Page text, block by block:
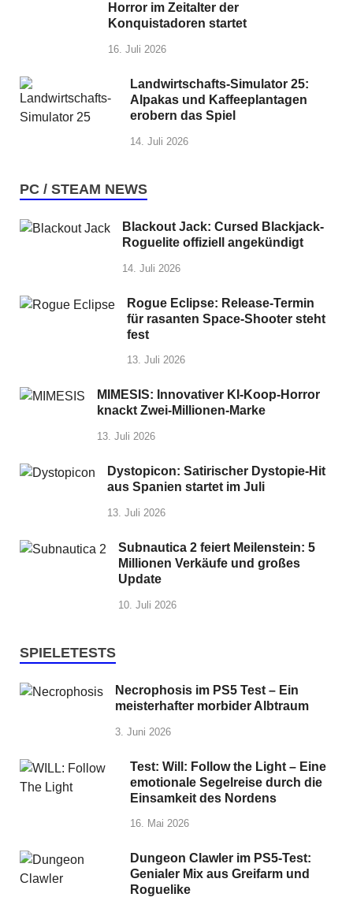
Horror im Zeitalter der
Konquistadoren startet
16. Juli 2026
Landwirtschafts-Simulator 25:
Alpakas und Kaffeeplantagen
erobern das Spiel
14. Juli 2026
PC / STEAM NEWS
Blackout Jack: Cursed Blackjack-
Roguelite offiziell angekündigt
14. Juli 2026
Rogue Eclipse: Release-Termin
für rasanten Space-Shooter steht
fest
13. Juli 2026
MIMESIS: Innovativer KI-Koop-Horror
knackt Zwei-Millionen-Marke
13. Juli 2026
Dystopicon: Satirischer Dystopie-Hit
aus Spanien startet im Juli
13. Juli 2026
Subnautica 2 feiert Meilenstein: 5
Millionen Verkäufe und großes
Update
10. Juli 2026
SPIELETESTS
Necrophosis im PS5 Test – Ein
meisterhafter morbider Albtraum
3. Juni 2026
Test: Will: Follow the Light – Eine
emotionale Segelreise durch die
Einsamkeit des Nordens
16. Mai 2026
Dungeon Clawler im PS5-Test:
Genialer Mix aus Greifarm und
Roguelike